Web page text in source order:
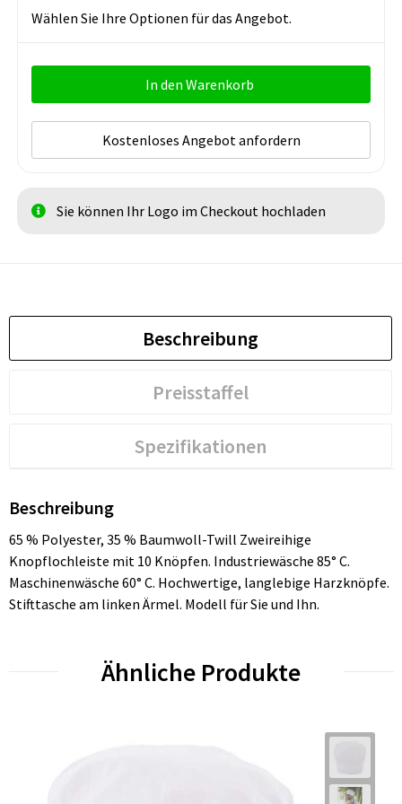
Wählen Sie Ihre Optionen für das Angebot.
In den Warenkorb
Kostenloses Angebot anfordern
Sie können Ihr Logo im Checkout hochladen
Beschreibung
Preisstaffel
Spezifikationen
Beschreibung
65 % Polyester, 35 % Baumwoll-Twill Zweireihige
Knopflochleiste mit 10 Knöpfen. Industriewäsche 85° C.
Maschinenwäsche 60° C. Hochwertige, langlebige Harzknöpfe.
Stifttasche am linken Ärmel. Modell für Sie und Ihn.
Ähnliche Produkte